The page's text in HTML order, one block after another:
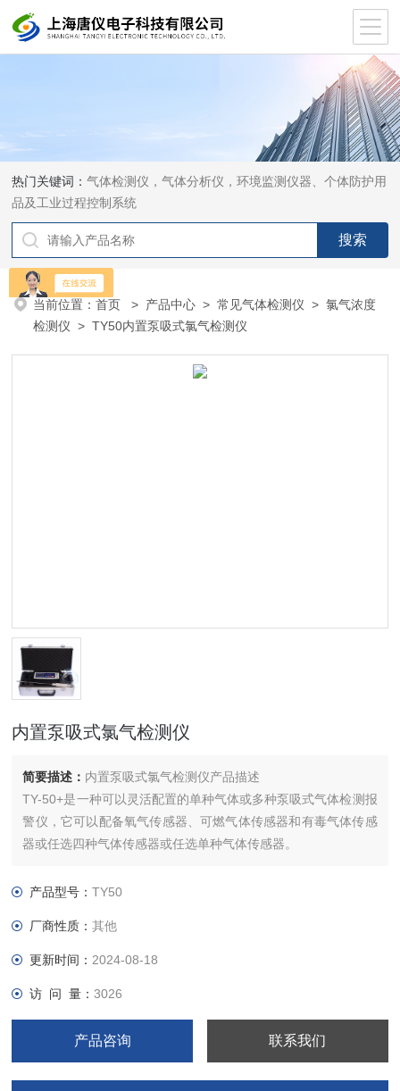
热门关键词：气体检测仪，气体分析仪，环境监测仪器、个体防护用
品及工业过程控制系统
当前位置：首页 > 产品中心 >常见气体检测仪 >氯气浓度
检测仪 > TY50内置泵吸式氯气检测仪
内置泵吸式氯气检测仪
简要描述： 内置泵吸式氯气检测仪产品描述
TY-50+是一种可以灵活配置的单种气体或多种泵吸式气体检测报
警仪，它可以配备氧气传感器、可燃气体传感器和有毒气体传感
器或任选四种气体传感器或任选单种气体传感器。
泵，保证在非常不利的工作环境下也可以检测危险气体并及时提
产品型号：TY50
厂商性质：其他
更新时间： 2024-08-18
访 问 量：3026
产品咨询 联系我们